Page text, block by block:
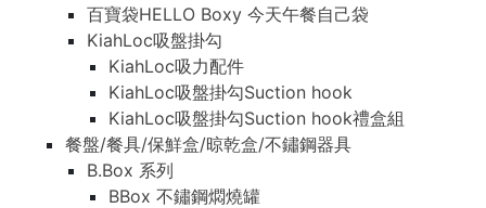
百寶袋HELLO Boxy 今天午餐自己袋
KiahLoc吸盤掛勾
KiahLoc吸力配件
KiahLoc吸盤掛勾Suction hook
KiahLoc吸盤掛勾Suction hook禮盒組
餐盤/餐具/保鮮盒/晾乾盒/不鏽鋼器具
B.Box 系列
BBox 不鏽鋼燜燒罐